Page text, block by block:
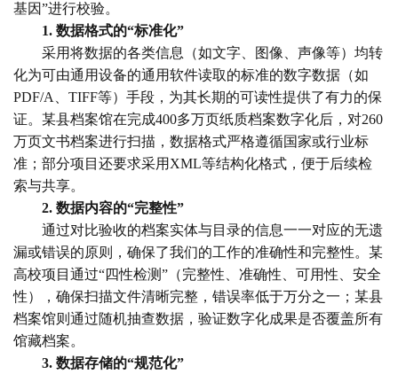
基因”进行校验。
1. 数据格式的“标准化”
采用将数据的各类信息（如文字、图像、声像等）均转
化为可由通用设备的通用软件读取的标准的数字数据（如
PDF/A、TIFF等）手段，为其长期的可读性提供了有力的保
证。某县档案馆在完成400多万页纸质档案数字化后，对260
万页文书档案进行扫描，数据格式严格遵循国家或行业标
准；部分项目还要求采用XML等结构化格式，便于后续检
索与共享。
2. 数据内容的“完整性”
通过对比验收的档案实体与目录的信息一一对应的无遗
漏或错误的原则，确保了我们的工作的准确性和完整性。某
高校项目通过“四性检测”（完整性、准确性、可用性、安全
性），确保扫描文件清晰完整，错误率低于万分之一；某县
档案馆则通过随机抽查数据，验证数字化成果是否覆盖所有
馆藏档案。
3. 数据存储的“规范化”